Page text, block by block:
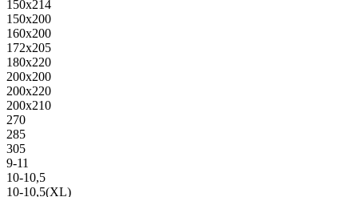
150х214
150х200
160х200
172х205
180х220
200х200
200х220
200х210
270
285
305
9-11
10-10,5
10-10,5(XL)